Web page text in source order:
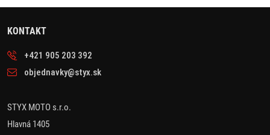
KONTAKT
+421 905 203 392
objednavky@styx.sk
STYX MOTO s.r.o.
Hlavná 1405